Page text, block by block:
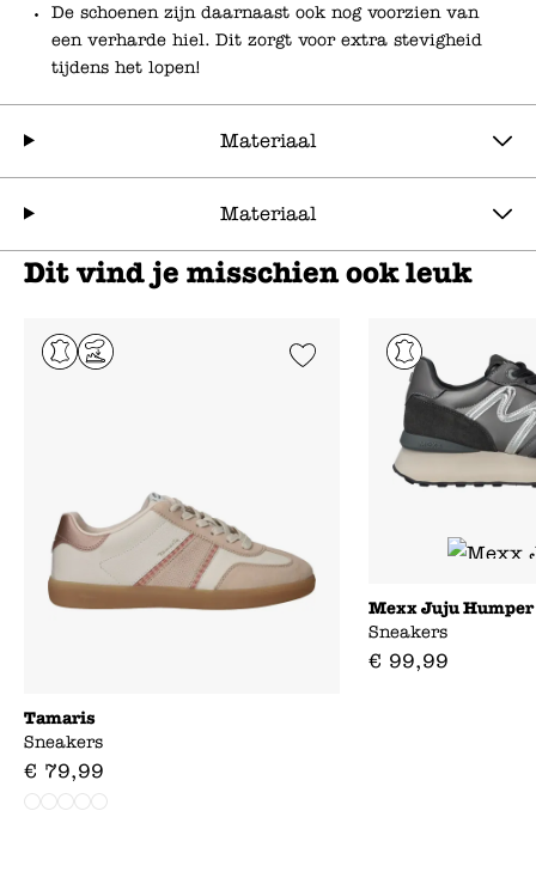
De schoenen zijn daarnaast ook nog voorzien van
een verharde hiel. Dit zorgt voor extra stevigheid
tijdens het lopen!
Materiaal
Materiaal
Dit vind je misschien ook leuk
Add to Wishlist
Tamaris
Sneakers
€ 79,99
Mexx Juju Humper
Sneakers
€ 99,99